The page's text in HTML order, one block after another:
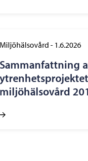
Miljöhälsovård - 1.6.2026
Sammanfattning
miljöhälsovård